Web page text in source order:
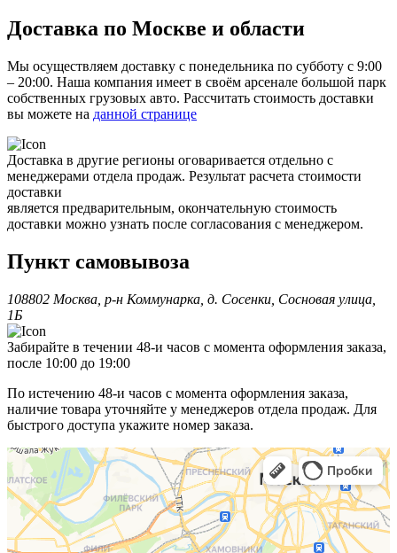
Доставка по Москве и области
Мы осуществляем доставку с понедельника по субботу с 9:00
– 20:00. Наша компания имеет в своём арсенале большой парк
собственных грузовых авто. Рассчитать стоимость доставки
вы можете на данной странице
Доставка в другие регионы оговаривается отдельно с
менеджерами отдела продаж. Результат расчета стоимости
доставки
является предварительным, окончательную стоимость
доставки можно узнать после согласования с менеджером.
Пункт самовывоза
108802 Москва, р-н Коммунарка, д. Сосенки, Сосновая улица,
1Б
Забирайте в течении 48-и часов с момента оформления заказа,
после 10:00 до 19:00
По истечению 48-и часов с момента оформления заказа,
наличие товара уточняйте у менеджеров отдела продаж. Для
быстрого доступа укажите номер заказа.